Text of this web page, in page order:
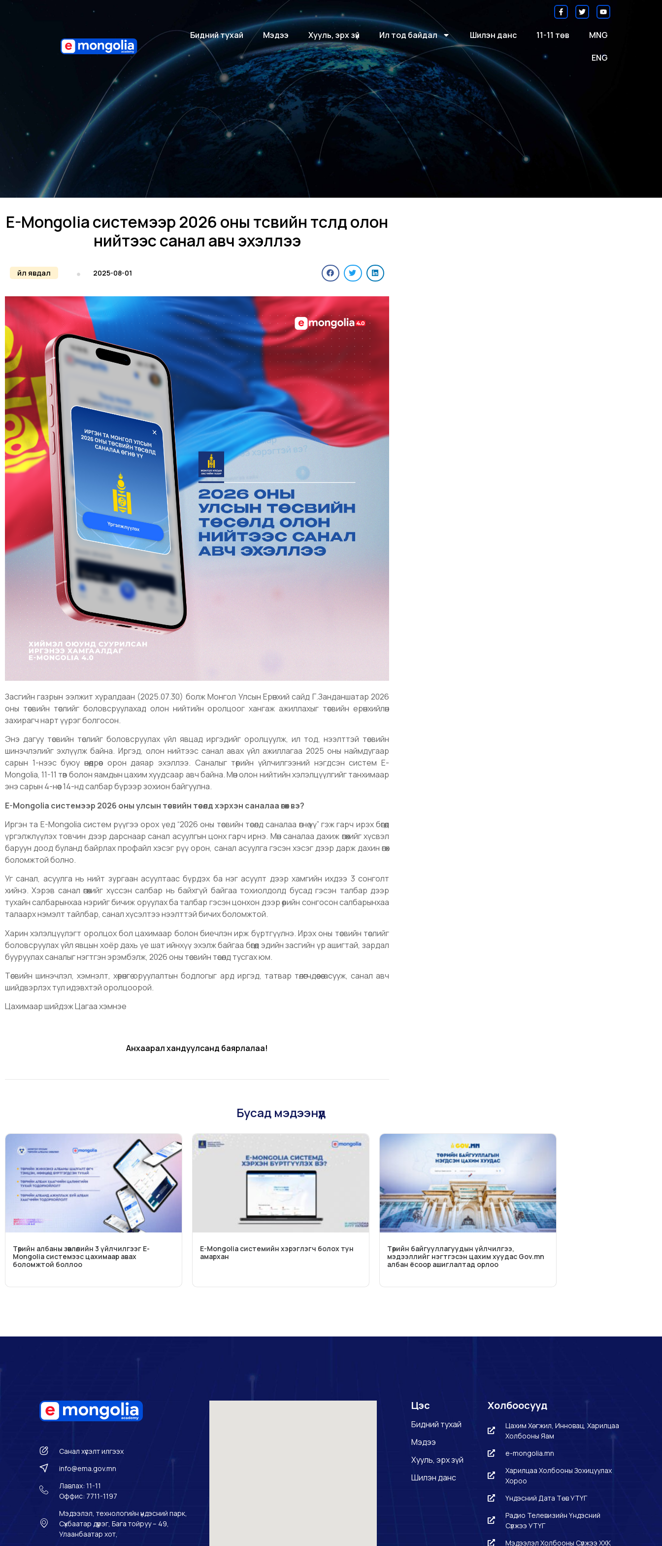
Бидний тухай Мэдээ Хууль, эрх зүй Ил тод байдал Шилэн данс 11-11 төв MNG
ENG
E-Mongolia системээр 2026 оны төсвийн төсөлд олон
нийтээс санал авч эхэллээ
Үйл явдал 2025-08-01
Засгийн газрын ээлжит хуралдаан (2025.07.30) болж Монгол Улсын Ерөнхий сайд Г.Занданшатар 2026
оны төсвийн төслийг боловсруулахад олон нийтийн оролцоог хангаж ажиллахыг төсвийн ерөнхийлөн
захирагч нарт үүрэг болгосон.
Энэ дагуу төсвийн төслийг боловсруулах үйл явцад иргэдийг оролцуулж, ил тод, нээлттэй төсвийн
шинэчлэлийг эхлүүлж байна. Иргэд, олон нийтээс санал авах үйл ажиллагаа 2025 оны наймдугаар
сарын 1-нээс буюу өнөөдрөөс орон даяар эхэллээ. Саналыг төрийн үйлчилгээний нэгдсэн систем E-
Mongolia, 11-11 төв болон яамдын цахим хуудсаар авч байна. Мөн олон нийтийн хэлэлцүүлгийг танхимаар
энэ сарын 4-нөөс 14-нд салбар бүрээр зохион байгуулна.
E-Mongolia системээр 2026 оны улсын төсвийн төсөлд хэрхэн саналаа өгөх вэ?
Иргэн та E-Mongolia систем рүүгээ орох үед “2026 оны төсвийн төсөлд саналаа өгнө үү” гэж гарч ирэх бөгөөд
үргэлжлүүлэх товчин дээр дарснаар санал асуулгын цонх гарч ирнэ. Мөн саналаа дахиж өгөхийг хүсвэл
баруун доод буланд байрлах профайл хэсэг рүү орон, санал асуулга гэсэн хэсэг дээр дарж дахин өгөх
боломжтой болно.
Уг санал, асуулга нь нийт зургаан асуултаас бүрдэх ба нэг асуулт дээр хамгийн ихдээ 3 сонголт
хийнэ. Хэрэв санал өгөхийг хүссэн салбар нь байхгүй байгаа тохиолдолд бусад гэсэн талбар дээр
тухайн салбарынхаа нэрийг бичиж оруулах ба талбар гэсэн цонхон дээр өөрийн сонгосон салбарынхаа
талаарх нэмэлт тайлбар, санал хүсэлтээ нээлттэй бичих боломжтой.
Харин хэлэлцүүлэгт оролцох бол цахимаар болон биечлэн ирж бүртгүүлнэ. Ирэх оны төсвийн төслийг
боловсруулах үйл явцын хоёр дахь үе шат ийнхүү эхэлж байгаа бөгөөд эдийн засгийн үр ашигтай, зардал
бууруулах саналыг нэгтгэн эрэмбэлж, 2026 оны төсвийн төсөлд тусгах юм.
Төсвийн шинэчлэл, хэмнэлт, хөрөнгө оруулалтын бодлогыг ард иргэд, татвар төлөгчдөөсөө асууж, санал авч
шийдвэрлэх тул идэвхтэй оролцоорой.
Цахимаар шийдэж Цагаа хэмнэе
Анхаарал хандуулсанд баярлалаа!
Бусад мэдээнүүд
Төрийн албаны зөвлөлийн 3 үйлчилгээг E-
Mongolia системээс цахимаар авах
боломжтой боллоо
E-Mongolia системийн хэрэглэгч болох тун
амархан
Төрийн байгууллагуудын үйлчилгээ,
мэдээллийг нэгтгэсэн цахим хуудас Gov.mn
албан ёсоор ашиглалтад орлоо
Санал хүсэлт илгээх
info@ema.gov.mn
Лавлах: 11-11
Оффис: 7711-1197
Мэдээлэл, технологийн үндэсний парк,
Сүхбаатар дүүрэг, Бага тойруу – 49,
Улаанбаатар хот,
Цэс
Бидний тухай
Мэдээ
Хууль, эрх зүй
Шилэн данс
Холбоосууд
Цахим Хөгжил, Инновац, Харилцаа
Холбооны Яам
e-mongolia.mn
Харилцаа Холбооны Зохицуулах
Хороо
Үндэсний Дата Төв УТҮГ
Радио Телевизийн Үндэсний
Сүлжээ УТҮГ
Мэдээлэл Холбооны Сүлжээ ХХК